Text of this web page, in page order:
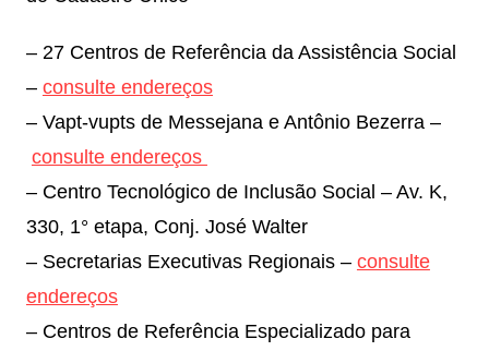
– 27 Centros de Referência da Assistência Social
– consulte endereços
– Vapt-vupts de Messejana e Antônio Bezerra –
consulte endereços
– Centro Tecnológico de Inclusão Social – Av. K,
330, 1° etapa, Conj. José Walter
– Secretarias Executivas Regionais – consulte
endereços
– Centros de Referência Especializado para